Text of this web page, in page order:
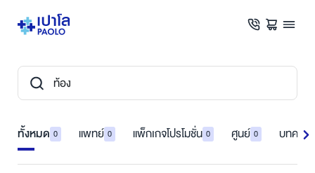
ทั้งหมด 0 แพทย์ 0 แพ็กเกจโปรโมชั่น 0 ศูนย์ 0 บทควา